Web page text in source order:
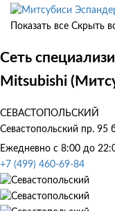
Показать все Скрыть
Сеть
Mitsubishi
СЕВАСТОПОЛЬСКИЙ
Севастопольский пр. 95
Ежедневно с 8:00 до
+7 (499) 460-69-84